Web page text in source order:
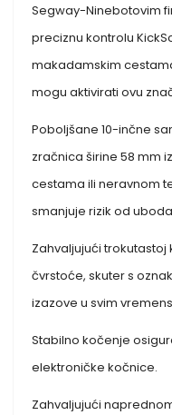
Segway-Ninebotovim
preciznu kontrolu
makadamskim
mogu aktivirati ovu
Poboljšane 10-inčne
zračnica širine 58 mm
cestama ili neravnom
smanjuje rizik od
Zahvaljujući
čvrstoće, skuter s
izazove u svim
Stabilno kočenje
elektroničke kočnice.
Zahvaljujući